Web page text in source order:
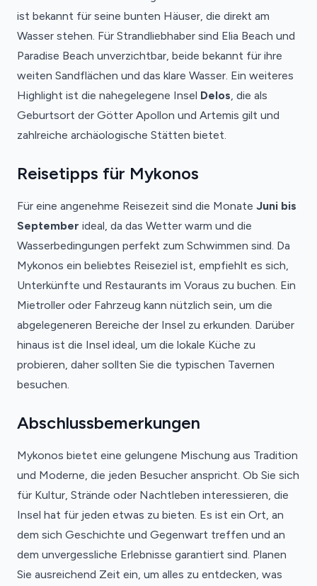
ist bekannt für seine bunten Häuser, die direkt am
Wasser stehen. Für Strandliebhaber sind Elia Beach und
Paradise Beach unverzichtbar, beide bekannt für ihre
weiten Sandflächen und das klare Wasser. Ein weiteres
Highlight ist die nahegelegene Insel Delos, die als
Geburtsort der Götter Apollon und Artemis gilt und
zahlreiche archäologische Stätten bietet.
Reisetipps für Mykonos
Für eine angenehme Reisezeit sind die Monate Juni bis
September ideal, da das Wetter warm und die
Wasserbedingungen perfekt zum Schwimmen sind. Da
Mykonos ein beliebtes Reiseziel ist, empfiehlt es sich,
Unterkünfte und Restaurants im Voraus zu buchen. Ein
Mietroller oder Fahrzeug kann nützlich sein, um die
abgelegeneren Bereiche der Insel zu erkunden. Darüber
hinaus ist die Insel ideal, um die lokale Küche zu
probieren, daher sollten Sie die typischen Tavernen
besuchen.
Abschlussbemerkungen
Mykonos bietet eine gelungene Mischung aus Tradition
und Moderne, die jeden Besucher anspricht. Ob Sie sich
für Kultur, Strände oder Nachtleben interessieren, die
Insel hat für jeden etwas zu bieten. Es ist ein Ort, an
dem sich Geschichte und Gegenwart treffen und an
dem unvergessliche Erlebnisse garantiert sind. Planen
Sie ausreichend Zeit ein, um alles zu entdecken, was